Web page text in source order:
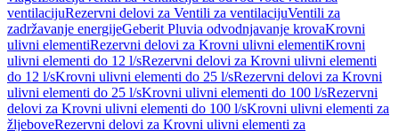
ventilacijuRezervni delovi za Ventili za ventilacijuVentili za
zadržavanje energijeGeberit Pluvia odvodnjavanje krovaKrovni
ulivni elementiRezervni delovi za Krovni ulivni elementiKrovni
ulivni elementi do 12 l/sRezervni delovi za Krovni ulivni elementi
do 12 l/sKrovni ulivni elementi do 25 l/sRezervni delovi za Krovni
ulivni elementi do 25 l/sKrovni ulivni elementi do 100 l/sRezervni
delovi za Krovni ulivni elementi do 100 l/sKrovni ulivni elementi za
žljeboveRezervni delovi za Krovni ulivni elementi za